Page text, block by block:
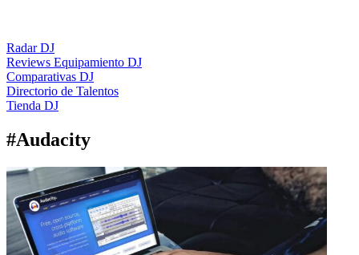
Radar DJ
Reviews Equipamiento DJ
Comparativas DJ
Directorio de Talentos
Tienda DJ
#Audacity